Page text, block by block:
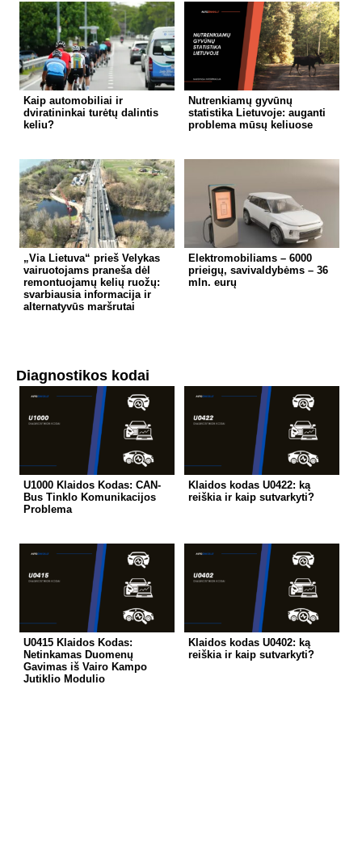
Kaip automobiliai ir
dviratininkai turėtų dalintis
keliu?
Nutrenkiamų gyvūnų
statistika Lietuvoje: auganti
problema mūsų keliuose
„Via Lietuva“ prieš Velykas
vairuotojams praneša dėl
remontuojamų kelių ruožų:
svarbiausia informacija ir
alternatyvūs maršrutai
Elektromobiliams – 6000
prieigų, savivaldybėms – 36
mln. eurų
Diagnostikos kodai
U1000 Klaidos Kodas: CAN-
Bus Tinklo Komunikacijos
Problema
Klaidos kodas U0422: ką
reiškia ir kaip sutvarkyti?
U0415 Klaidos Kodas:
Netinkamas Duomenų
Gavimas iš Vairo Kampo
Jutiklio Modulio
Klaidos kodas U0402: ką
reiškia ir kaip sutvarkyti?